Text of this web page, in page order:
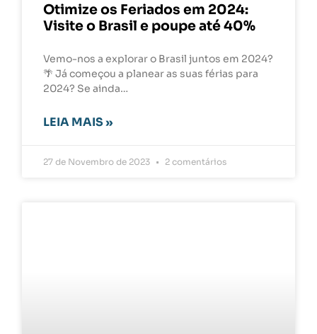
Otimize os Feriados em 2024:
Visite o Brasil e poupe até 40%
Vemo-nos a explorar o Brasil juntos em 2024?
🌴 Já começou a planear as suas férias para
2024? Se ainda…
LEIA MAIS »
27 de Novembro de 2023 2 comentários